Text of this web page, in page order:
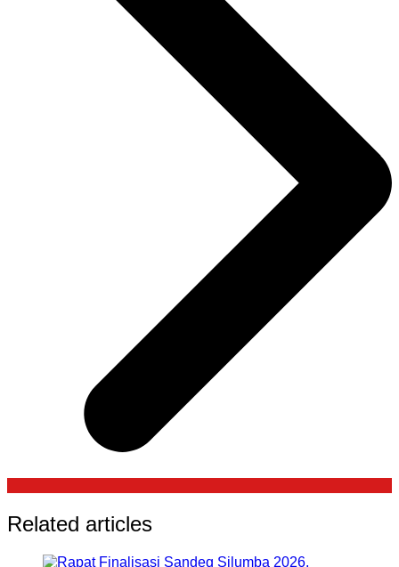
Related articles